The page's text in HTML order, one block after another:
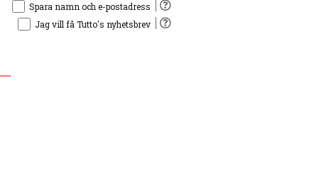
Spara namn och e-postadress
Jag vill få Tutto's nyhetsbrev